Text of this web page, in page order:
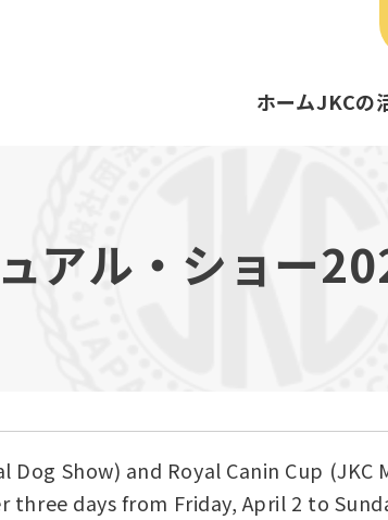
ホームJKCの
史
のご案内
犬の育成
愛護及び管理に関する法律」
繁殖した方へ 〜 子犬の正式な名前のつけ
カナンアワードについて
グ競技会
アル・ショー
Dog Show) and Royal Canin Cup
days from Friday, April 2 to